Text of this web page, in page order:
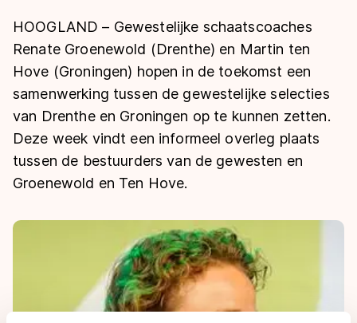
Langebaan
Shorttrack
Inlineskaten
Kunstschaatsen
Schoonrijden
Natuurijs
Uitslagen
Langebaan
Shorttrack
Marathon
Inlineskaten
Kunstschaatsen
Tijden & historie
Ranglijsten Langebaan
Persoonlijke records & tijden
Historie & statistiek
De weg op
Inschrijven wedstrijden
Deze zomer de weg op
Waar kan ik schaatsen en skaten?
Schaatsfans
Alles voor jou als schaatsfan
Livestreams
Olympische Spelen
Olympische Spelen
Medaille overzicht
HOOGLAND – Gewestelijke schaatscoaches
Renate Groenewold (Drenthe) en Martin ten
Hove (Groningen) hopen in de toekomst een
samenwerking tussen de gewestelijke selecties
van Drenthe en Groningen op te kunnen zetten.
Deze week vindt een informeel overleg plaats
tussen de bestuurders van de gewesten en
Groenewold en Ten Hove.